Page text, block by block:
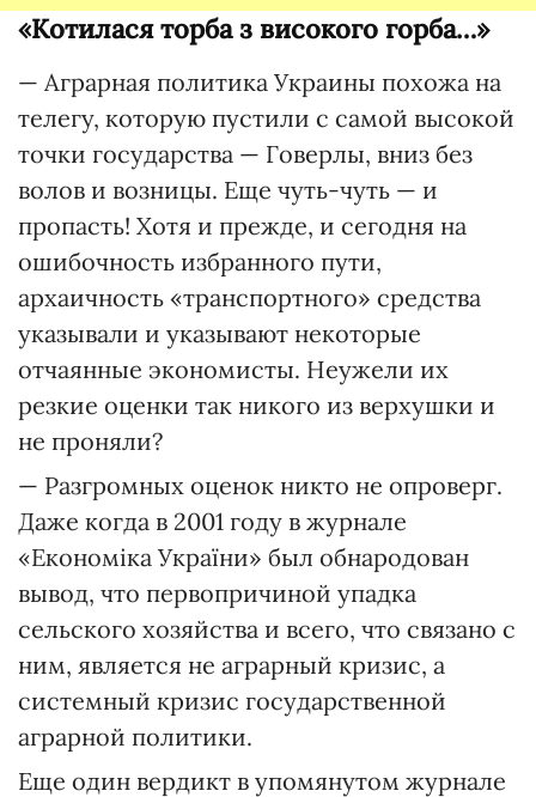
«Котилася торба з високого горба…»
— Аграрная политика Украины похожа на
телегу, которую пустили с самой высокой
точки государства — Говерлы, вниз без
волов и возницы. Еще чуть-чуть — и
пропасть! Хотя и прежде, и сегодня на
ошибочность избранного пути,
архаичность «транспортного» средства
указывали и указывают некоторые
отчаянные экономисты. Неужели их
резкие оценки так никого из верхушки и
не проняли?
— Разгромных оценок никто не опроверг.
Даже когда в 2001 году в журнале
«Економіка України» был обнародован
вывод, что первопричиной упадка
сельского хозяйства и всего, что связано с
ним, является не аграрный кризис, а
системный кризис государственной
аграрной политики.
Еще один вердикт в упомянутом журнале